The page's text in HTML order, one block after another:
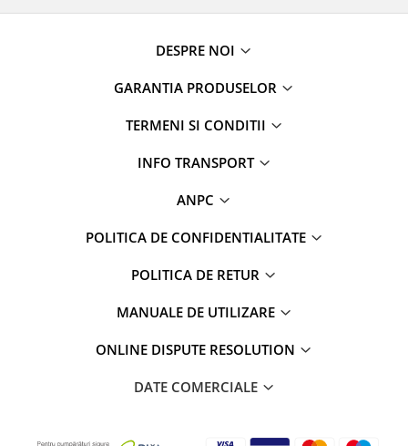
DESPRE NOI
GARANTIA PRODUSELOR
TERMENI SI CONDITII
INFO TRANSPORT
ANPC
POLITICA DE CONFIDENTIALITATE
POLITICA DE RETUR
MANUALE DE UTILIZARE
ONLINE DISPUTE RESOLUTION
DATE COMERCIALE